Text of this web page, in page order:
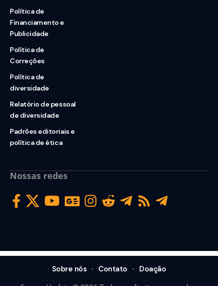
Política de
Financiamento e
Publicidade
Política de
Correções
Política de
diversidade
Relatório de pessoal
de diversidade
Padrões editoriais e
política de ética
Nossas redes
Sobre nós Contato Doação